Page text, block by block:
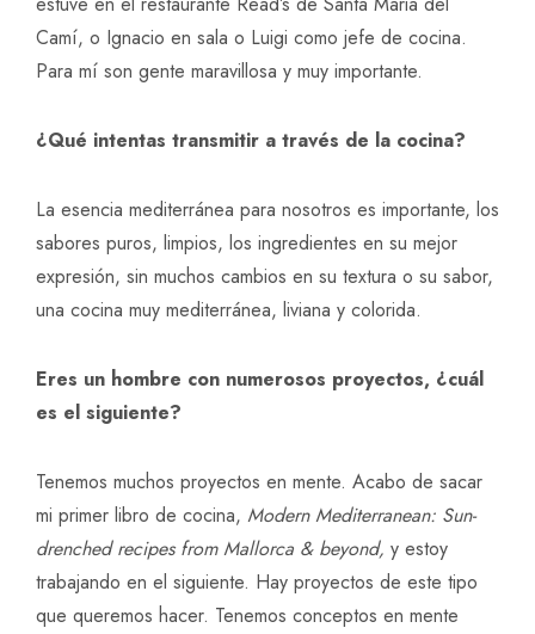
Camí, o Ignacio en sala o Luigi como jefe de cocina.
Para mí son gente maravillosa y muy importante.
¿Qué intentas transmitir a través de la cocina?
La esencia mediterránea para nosotros es importante, los
sabores puros, limpios, los ingredientes en su mejor
expresión, sin muchos cambios en su textura o su sabor,
una cocina muy mediterránea, liviana y colorida.
Eres un hombre con numerosos proyectos, ¿cuál
es el siguiente?
Tenemos muchos proyectos en mente. Acabo de sacar
mi primer libro de cocina, Modern Mediterranean: Sun-
drenched recipes from Mallorca & beyond, y estoy
trabajando en el siguiente. Hay proyectos de este tipo
que queremos hacer. Tenemos conceptos en mente